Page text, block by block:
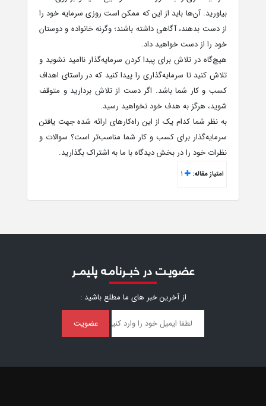
بیاورید. آن‌ها باید از این که ممکن است روزی سرمایه خود را
از دست بدهند، آگاهی داشته باشند؛ وگرنه خانواده و دوستان
خود را از دست خواهید داد.
هیچ‌گاه در تلاش برای پیدا کردن سرمایه‌گذار ناامید نشوید و
تلاش کنید تا سرمایه‌گذاری را پیدا کنید که در راستای اهداف
کسب و کار شما باشد. اگر دست از تلاش بردارید و متوقف
شوید، هرگز به هدف خود نخواهید رسید.
به نظر شما کدام یک از این راه‌کارهای ارائه شده جهت یافتن
سرمایه‌گذار برای کسب و کار شما مناسب‌تر است؟ سوالات و
نظرات خود را در بخش دیدگاه با ما به اشتراک بگذارید.
امتیاز مقاله: 1
عضویـت در خبــرنامـه پلیمــر
از آخرین خبر ‌های ما مطلع باشید :
عضویت